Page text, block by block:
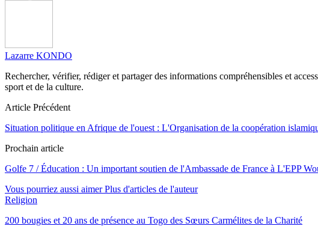
Lazarre KONDO
Rechercher, vérifier, rédiger et partager des informations compréhensibles et
sport et de la culture.
Article Précédent
Situation politique en Afrique de l'ouest : L'Organisation de la coopération
Prochain article
Golfe 7 / Éducation : Un important soutien de l'Ambassade de France à L'EPP
Vous pourriez aussi aimer Plus d'articles de l'auteur
Religion
200 bougies et 20 ans de présence au Togo des Sœurs Carmélites de la Charité